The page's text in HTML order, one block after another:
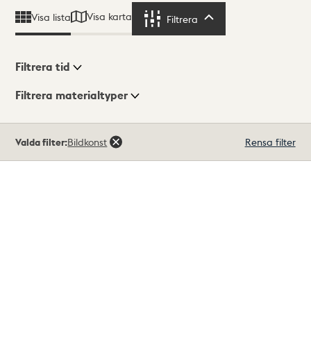
Visa lista Visa karta Filtrera
Visningsläge
Filtrera tid
Filtrera materialtyper
träffar
Valda filter:Bildkonst Rensa filter